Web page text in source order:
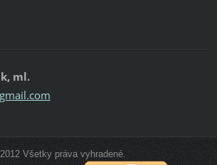
ml.
om
Všetky práva vyhradené.